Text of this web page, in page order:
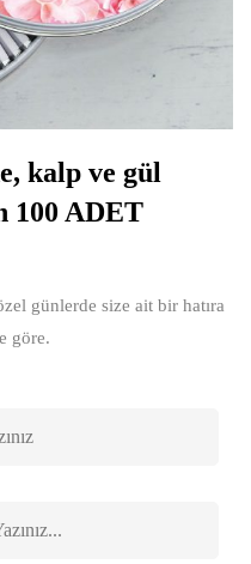
kalp ve gül
100 ADET
günlerde size ait bir hatıra
göre.